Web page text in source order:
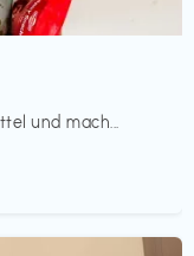
und mach...